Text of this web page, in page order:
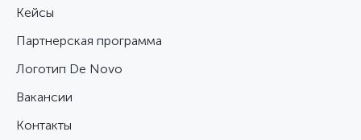
Кейсы
Партнерская программа
Логотип De Novo
Вакансии
Контакты